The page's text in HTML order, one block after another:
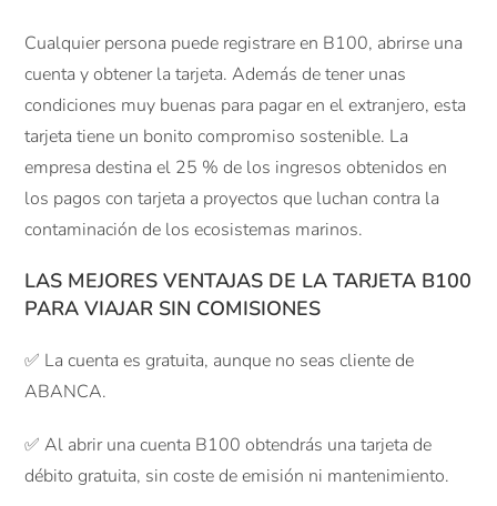
Cualquier persona puede registrare en B100, abrirse una
cuenta y obtener la tarjeta. Además de tener unas
condiciones muy buenas para pagar en el extranjero, esta
tarjeta tiene un bonito compromiso sostenible. La
empresa destina el 25 % de los ingresos obtenidos en
los pagos con tarjeta a proyectos que luchan contra la
contaminación de los ecosistemas marinos.
LAS MEJORES VENTAJAS DE LA TARJETA B100
PARA VIAJAR SIN COMISIONES
✅ La cuenta es gratuita, aunque no seas cliente de
ABANCA.
✅ Al abrir una cuenta B100 obtendrás una tarjeta de
débito gratuita, sin coste de emisión ni mantenimiento.